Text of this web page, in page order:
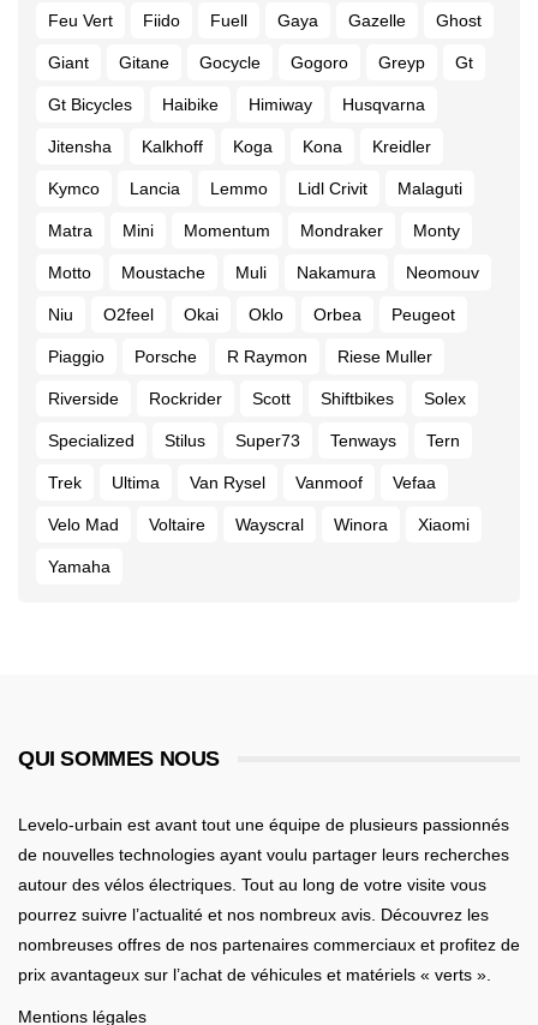
Feu Vert Fiido Fuell Gaya Gazelle Ghost
Giant Gitane Gocycle Gogoro Greyp Gt
Gt Bicycles Haibike Himiway Husqvarna
Jitensha Kalkhoff Koga Kona Kreidler
Kymco Lancia Lemmo Lidl Crivit Malaguti
Matra Mini Momentum Mondraker Monty
Motto Moustache Muli Nakamura Neomouv
Niu O2feel Okai Oklo Orbea Peugeot
Piaggio Porsche R Raymon Riese Muller
Riverside Rockrider Scott Shiftbikes Solex
Specialized Stilus Super73 Tenways Tern
Trek Ultima Van Rysel Vanmoof Vefaa
Velo Mad Voltaire Wayscral Winora Xiaomi
Yamaha
QUI SOMMES NOUS
Levelo-urbain est avant tout une équipe de plusieurs passionnés
de nouvelles technologies ayant voulu partager leurs recherches
autour des vélos électriques. Tout au long de votre visite vous
pourrez suivre l’actualité et nos nombreux avis. Découvrez les
nombreuses offres de nos partenaires commerciaux et profitez de
prix avantageux sur l’achat de véhicules et matériels « verts ».
Mentions légales